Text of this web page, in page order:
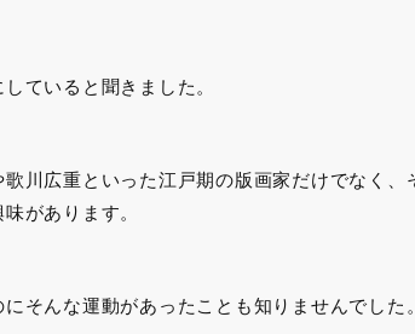
ていると聞きました。
川広重といった江戸期の版画家だけでなく、
があります。
そんな運動があったことも知りませんでした。